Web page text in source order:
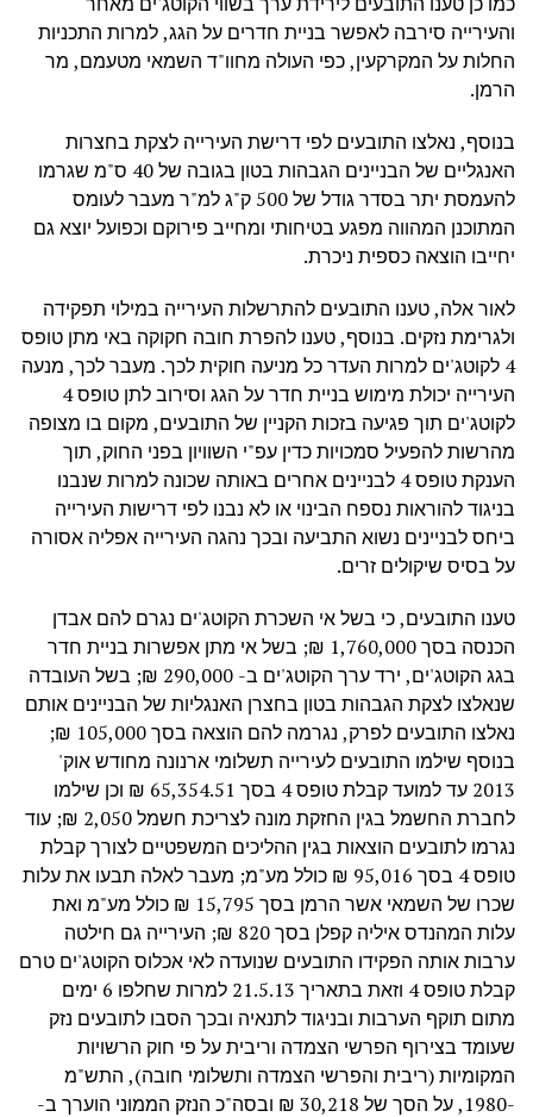
והעירייה סירבה לאפשר בניית חדרים על הגג, למרות התכניות
החלות על המקרקעין, כפי העולה מחוו"ד השמאי מטעמם, מר
הרמן.
בנוסף, נאלצו התובעים לפי דרישת העירייה לצקת בחצרות
האנגליים של הבניינים הגבהות בטון בגובה של 40 ס"מ שגרמו
להעמסת יתר בסדר גודל של 500 ק"ג למ"ר מעבר לעומס
המתוכנן המהווה מפגע בטיחותי ומחייב פירוקם וכפועל יוצא גם
יחייבו הוצאה כספית ניכרת.
לאור אלה, טענו התובעים להתרשלות העירייה במילוי תפקידה
ולגרימת נזקים. בנוסף, טענו להפרת חובה חקוקה באי מתן טופס
4 לקוטג'ים למרות העדר כל מניעה חוקית לכך. מעבר לכך, מנעה
העירייה יכולת מימוש בניית חדר על הגג וסירוב לתן טופס 4
לקוטג'ים תוך פגיעה בזכות הקניין של התובעים, מקום בו מצופה
מהרשות להפעיל סמכויות כדין עפ"י השוויון בפני החוק, תוך
הענקת טופס 4 לבניינים אחרים באותה שכונה למרות שנבנו
בניגוד להוראות נספח הבינוי או לא נבנו לפי דרישות העירייה
ביחס לבניינים נשוא התביעה ובכך נהגה העירייה אפליה אסורה
על בסיס שיקולים זרים.
טענו התובעים, כי בשל אי השכרת הקוטג'ים נגרם להם אבדן
הכנסה בסך 1,760,000 ₪; בשל אי מתן אפשרות בניית חדר
בגג הקוטג'ים, ירד ערך הקוטג'ים ב- 290,000 ₪; בשל העובדה
שנאלצו לצקת הגבהות בטון בחצרן האנגליות של הבניינים אותם
נאלצו התובעים לפרק, נגרמה להם הוצאה בסך 105,000 ₪;
בנוסף שילמו התובעים לעירייה תשלומי ארנונה מחודש אוק'
2013 עד למועד קבלת טופס 4 בסך 65,354.51 ₪ וכן שילמו
לחברת החשמל בגין החזקת מונה לצריכת חשמל 2,050 ₪; עוד
נגרמו לתובעים הוצאות בגין ההליכים המשפטיים לצורך קבלת
טופס 4 בסך 95,016 ₪ כולל מע"מ; מעבר לאלה תבעו את עלות
שכרו של השמאי אשר הרמן בסך 15,795 ₪ כולל מע"מ ואת
עלות המהנדס איליה קפלן בסך 820 ₪; העירייה גם חילטה
ערבות אותה הפקידו התובעים שנועדה לאי אכלוס הקוטג'ים טרם
קבלת טופס 4 וזאת בתאריך 21.5.13 למרות שחלפו 6 ימים
מתום תוקף הערבות ובניגוד לתנאיה ובכך הסבו לתובעים נזק
שעומד בצירוף הפרשי הצמדה וריבית על פי חוק הרשויות
המקומיות (ריבית והפרשי הצמדה ותשלומי חובה), התש"מ
-1980, על הסך של 30,218 ₪ ובסה"כ הנזק הממוני הוערך ב-